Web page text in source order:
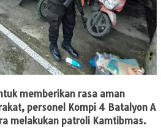
memberikan rasa aman
personel Kompi 4 Batalyon A
melakukan patroli Kamtibmas.